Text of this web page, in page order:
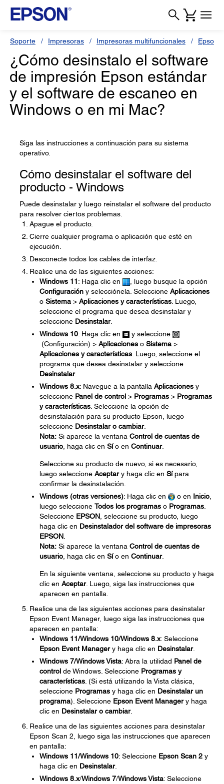
Soporte Impresoras Impresoras multifuncionales Epson L
¿Cómo desinstalo el software
de impresión Epson estándar
y el software de escaneo en
Windows o en mi Mac?
Siga las instrucciones a continuación para su sistema
operativo.
Cómo desinstalar el software del
producto - Windows
Puede desinstalar y luego reinstalar el software del producto
para resolver ciertos problemas.
Apague el producto.
Cierre cualquier programa o aplicación que esté en
ejecución.
Desconecte todos los cables de interfaz.
Realice una de las siguientes acciones:
Windows 11: Haga clic en
, luego busque la opción
Configuración y selecciónela. Seleccione Aplicaciones
o Sistema > Aplicaciones y características . Luego,
seleccione el programa que desea desinstalar y
seleccione Desinstalar.
Windows 10: Haga clic en
y seleccione
(Configuración) > Aplicaciones o Sistema >
Aplicaciones y características . Luego, seleccione el
programa que desea desinstalar y seleccione
Desinstalar.
Windows 8.x: Navegue a la pantalla Aplicaciones y
seleccione Panel de control > Programas > Programas
y características . Seleccione la opción de
desinstalación para su producto Epson, luego
seleccione Desinstalar o cambiar.
Nota: Si aparece la ventana Control de cuentas de
usuario , haga clic en Sío en Continuar.
Seleccione su producto de nuevo, si es necesario,
luego seleccione Aceptary haga clic en Sípara
confirmar la desinstalación.
Windows (otras versiones): Haga clic en o en Inicio
luego seleccione Todos los programas o Programas
Seleccione EPSON , seleccione su producto, luego
haga clic en Desinstalador del software de impresoras
EPSON
Nota: Si aparece la ventana Control de cuentas de
usuario , haga clic en Sío en Continuar.
En la siguiente ventana, seleccione su producto y haga
clic en Aceptar. Luego, siga las instrucciones que
aparecen en pantalla.
Realice una de las siguientes acciones para desinstalar
Epson Event Manager, luego siga las instrucciones que
aparecen en pantalla:
Windows 11/Windows 10/Windows 8.x: Seleccione
Epson Event Managery haga clic en Desinstalar.
Windows 7/Windows Vista: Abra la utilidad Panel de
control de Windows. Seleccione Programas y
características . (Si está utilizando la Vista clásica,
seleccione Programas y haga clic en Desinstalar un
programa). Seleccione Epson Event Managery haga
clic en Desinstalar o cambiar.
Realice una de las siguientes acciones para desinstalar
Epson Scan 2, luego siga las instrucciones que aparecen
en pantalla:
Windows 11/Windows 10: Seleccione Epson Scan 2 y
haga clic en Desinstalar.
Windows 8.x/Windows 7/Windows Vista: Seleccione